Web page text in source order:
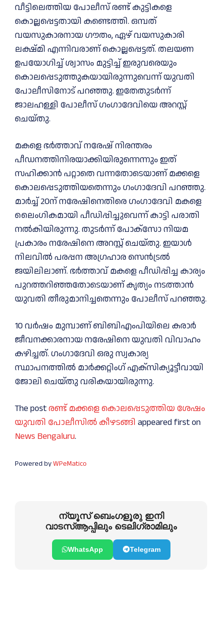
വീട്ടിലെത്തിയ പോലീസ് രണ്ട് കുട്ടികളെ
കൊല്ലപ്പെട്ടതായി കണ്ടെത്തി. ഒമ്പത്
വയസുകാരനായ ഗൗതം, ഏഴ് വയസുകാരി
ലക്ഷ്മി എന്നിവരാണ് കൊല്ലപ്പെട്ടത്. തലയണ
ഉപയോഗിച്ച് ശ്വാസം മുട്ടിച്ച് ഇരുവരെയും
കൊലപ്പെടുത്തുകയായിരുന്നുവെന്ന് യുവതി
പോലീസിനോട് പറഞ്ഞു. ഇതേതുടർന്ന്
ജാലഹള്ളി പോലീസ് ഗംഗാദേവിയെ അറസ്റ്റ്
ചെയ്തു.
മകളെ ഭർത്താവ് നരേഷ് നിരന്തരം
പീഡനത്തിനിരയാക്കിയിരുന്നെന്നും ഇത്
സഹിക്കാൻ പറ്റാതെ വന്നതോടെയാണ് മക്കളെ
കൊലപ്പെടുത്തിയതെന്നും ഗംഗാദേവി പറഞ്ഞു.
മാർച്ച് 20ന് നരേഷിനെതിരെ ഗംഗാദേവി മകളെ
ലൈംഗികമായി പീഡിപ്പിച്ചുവെന്ന് കാട്ടി പരാതി
നൽകിയിരുന്നു. തുടർന്ന് പോക്സോ നിയമ
പ്രകാരം നരേഷിനെ അറസ്റ്റ് ചെയ്തു. ഇയാൾ
നിലവിൽ പരപ്പന അഗ്രഹാര സെൻട്രൽ
ജയിലിലാണ്. ഭർത്താവ് മകളെ പീഡിപ്പിച്ച കാര്യം
പുറത്തറിഞ്ഞതോടെയാണ് കൃത്യം നടത്താൻ
യുവതി തീരുമാനിച്ചതെന്നും പോലീസ് പറഞ്ഞു.
10 വർഷം മുമ്പാണ് ബിബിഎംപിയിലെ കരാർ
ജീവനക്കാരനായ നരേഷിനെ യുവതി വിവാഹം
കഴിച്ചത്. ഗംഗാദേവി ഒരു സ്വകാര്യ
സ്ഥാപനത്തിൽ മാർക്കറ്റിംഗ് എക്സിക്യൂട്ടീവായി
ജോലി ചെയ്തു വരികയായിരുന്നു.
The postരണ്ട് മക്കളെ കൊലപ്പെടുത്തിയ ശേഷം
യുവതി പോലീസിൽ കീഴടങ്ങി appeared first on
News Bengaluru.
Powered byWPeMatico
ന്യൂസ് ബെംഗളൂരു ഇനി
വാടസ്ആപ്പിലും ടെലിഗ്രാമിലും
WhatsApp Telegram